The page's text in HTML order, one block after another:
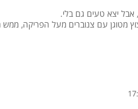
אבל יצא טעים גם בלי.
מטוגן עם צנוברים מעל הפריקה, ממש